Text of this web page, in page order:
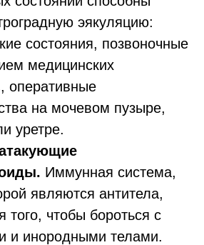
эякуляцию:
состояния, позвоночные
медицинских
оперативные
на мочевом пузыре,
уретре.
Иммунная система,
являются антитела,
того, чтобы бороться с
и инородными телами.